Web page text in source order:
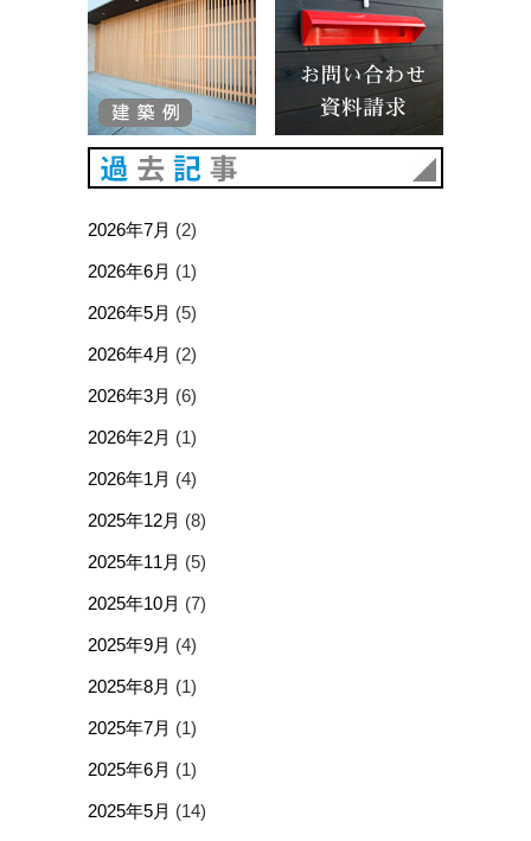
2026年7月 (2)
2026年6月 (1)
2026年5月 (5)
2026年4月 (2)
2026年3月 (6)
2026年2月 (1)
2026年1月 (4)
2025年12月 (8)
2025年11月 (5)
2025年10月 (7)
2025年9月 (4)
2025年8月 (1)
2025年7月 (1)
2025年6月 (1)
2025年5月 (14)